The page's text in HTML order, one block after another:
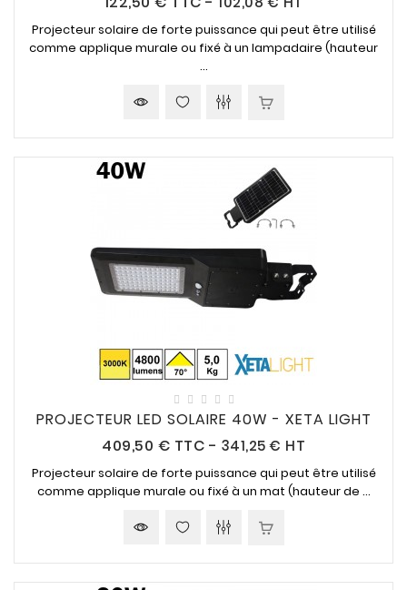
Projecteur solaire de forte puissance qui peut être utilisé
comme applique murale ou fixé à un lampadaire (hauteur
...
PROJECTEUR LED SOLAIRE 40W - XETA LIGHT
409,50 € Prix
TTC - 341,25 € HT
Projecteur solaire de forte puissance qui peut être utilisé
comme applique murale ou fixé à un mat (hauteur de ...